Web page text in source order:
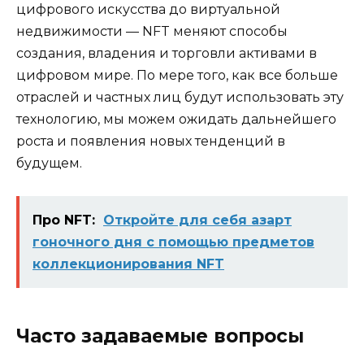
цифрового искусства до виртуальной
недвижимости — NFT меняют способы
создания, владения и торговли активами в
цифровом мире. По мере того, как все больше
отраслей и частных лиц будут использовать эту
технологию, мы можем ожидать дальнейшего
роста и появления новых тенденций в
будущем.
Про NFT: Откройте для себя азарт
гоночного дня с помощью предметов
коллекционирования NFT
Часто задаваемые вопросы